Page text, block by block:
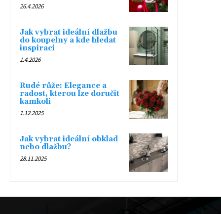
26.4.2026
Jak vybrat ideální dlažbu
do koupelny a kde hledat
inspiraci
1.4.2026
Rudé růže: Elegance a
radost, kterou lze doručit
kamkoli
1.12.2025
Jak vybrat ideální obklad
nebo dlažbu?
28.11.2025